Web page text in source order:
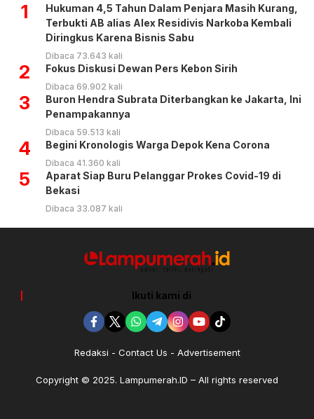
1
Hukuman 4,5 Tahun Dalam Penjara Masih Kurang,
Terbukti AB alias Alex Residivis Narkoba Kembali
Diringkus Karena Bisnis Sabu
Dibaca 73.643 kali
2 Fokus Diskusi Dewan Pers Kebon Sirih
Dibaca 69.902 kali
3
Buron Hendra Subrata Diterbangkan ke Jakarta, Ini
Penampakannya
Dibaca 59.513 kali
4 Begini Kronologis Warga Depok Kena Corona
Dibaca 41.360 kali
5
Aparat Siap Buru Pelanggar Prokes Covid-19 di
Bekasi
Dibaca 33.087 kali
Ikuti kami di
Redaksi Contact Us Advertisement
Copyright © 2025. Lampumerah.ID – All rights reserved